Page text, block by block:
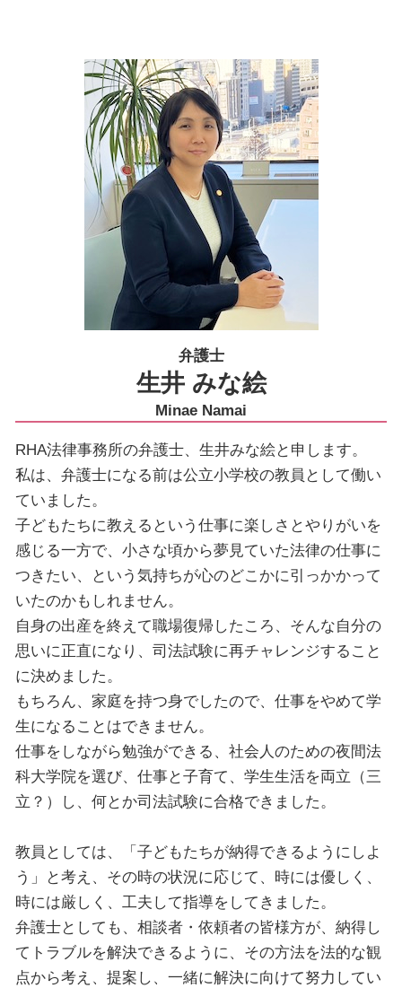
弁護士
生井 みな絵
Minae Namai
RHA法律事務所の弁護士、生井みな絵と申します。
私は、弁護士になる前は公立小学校の教員として働い
ていました。
子どもたちに教えるという仕事に楽しさとやりがいを
感じる一方で、小さな頃から夢見ていた法律の仕事に
つきたい、という気持ちが心のどこかに引っかかって
いたのかもしれません。
自身の出産を終えて職場復帰したころ、そんな自分の
思いに正直になり、司法試験に再チャレンジすること
に決めました。
もちろん、家庭を持つ身でしたので、仕事をやめて学
生になることはできません。
仕事をしながら勉強ができる、社会人のための夜間法
科大学院を選び、仕事と子育て、学生生活を両立（三
立？）し、何とか司法試験に合格できました。
教員としては、「子どもたちが納得できるようにしよ
う」と考え、その時の状況に応じて、時には優しく、
時には厳しく、工夫して指導をしてきました。
弁護士としても、相談者・依頼者の皆様方が、納得し
てトラブルを解決できるように、その方法を法的な観
点から考え、提案し、一緒に解決に向けて努力してい